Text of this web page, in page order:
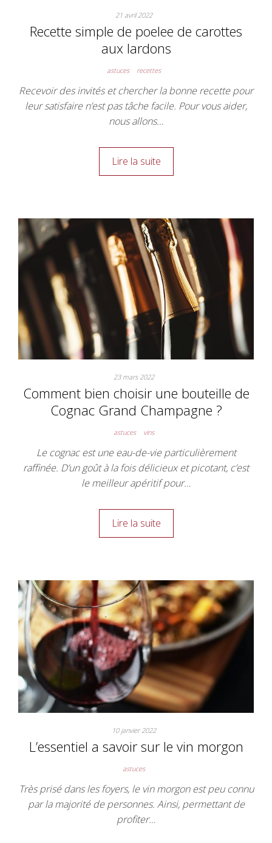
21 avril 2022
Recette simple de poelee de carottes
aux lardons
astuces recettes
Recevoir des invités et chercher la bonne recette pour
leur satisfaire n’est pas tâche facile. Pour vous aider,
nous allons…
Lire la suite
23 mars 2022
Comment bien choisir une bouteille de
Cognac Grand Champagne ?
astuces vins
Le cognac est une eau-de-vie particulièrement
raffinée. D’un goût à la fois délicieux et picotant, c’est
le meilleur apéritif pour…
Lire la suite
10 janvier 2022
L’essentiel a savoir sur le vin morgon
astuces
Très prisé dans les foyers, le vin morgon est peu connu
par la majorité de personnes. Ainsi, permettant de
profiter…